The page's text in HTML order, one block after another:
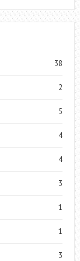
38
2
5
4
4
3
1
1
3